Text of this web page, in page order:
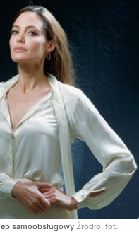
samoobsługowy Źródło: fot.